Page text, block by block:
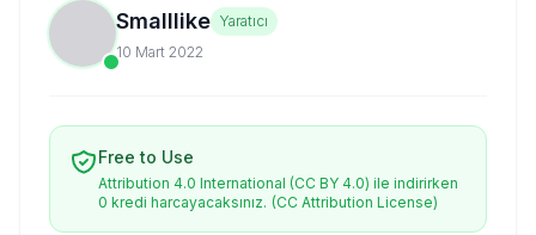
Smalllike Yaratıcı
10 Mart 2022
Free to Use
Attribution 4.0 International (CC BY 4.0) ile indirirken
0 kredi harcayacaksınız. (CC Attribution License)